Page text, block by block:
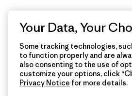
Your Data, Your
Some tracking technologies,
to function properly and are
also consenting to the use of
customize your options, click
Privacy Notice for more details.